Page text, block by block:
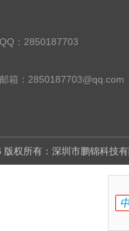
QQ：2850187703
邮箱：2850187703@qq.com
版权所有：深圳市鹏锦科技